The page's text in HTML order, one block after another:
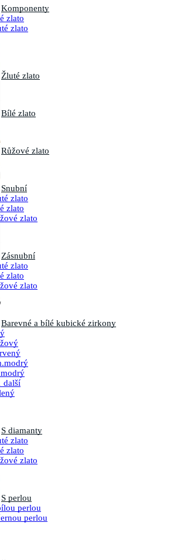
Komponenty
zlato
zlato
Žluté zlato
Bílé zlato
Růžové zlato
Snubní
zlato
zlato
zlato
Zásnubní
zlato
zlato
zlato
Barevné a bílé kubické zirkony
další
S diamanty
zlato
zlato
zlato
S perlou
perlou
perlou